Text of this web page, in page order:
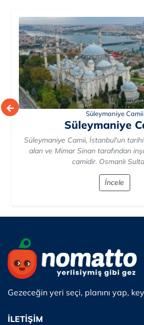
Nur-u Osmaniye Camii
Nur-u Osmaniye
Nur-u Osmaniye Camii,
büyülü bir iz bırakan, zarif Osmanlı
örneğidir. Sultan
İncele
Gezeceğin yeri seçi, planını yap,
İLETİŞİM